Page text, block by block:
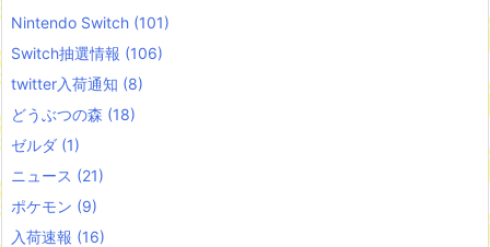
Nintendo Switch (101)
Switch抽選情報 (106)
twitter入荷通知 (8)
どうぶつの森 (18)
ゼルダ (1)
ニュース (21)
ポケモン (9)
入荷速報 (16)